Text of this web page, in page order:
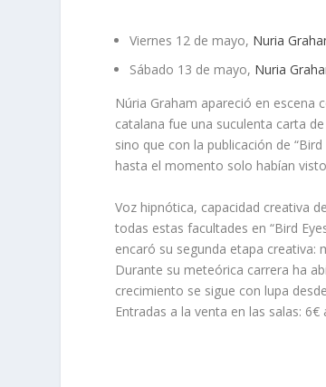
Viernes 12 de mayo, Nuria
Sábado 13 de mayo, Nuria
Núria Graham apareció en
catalana fue una suculenta carta
sino que con la publicación de
hasta el momento solo habían
Voz hipnótica, capacidad creativa
todas estas facultades en “Bird
encaró su segunda etapa creativa:
Durante su meteórica carrera ha
crecimiento se sigue con lupa
Entradas a la venta en las salas: